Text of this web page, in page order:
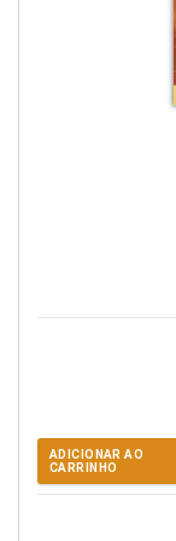
ADICIONAR AO
CARRINHO